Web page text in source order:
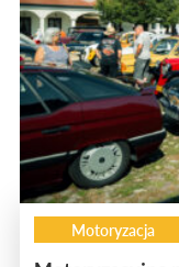
Motoryzacja